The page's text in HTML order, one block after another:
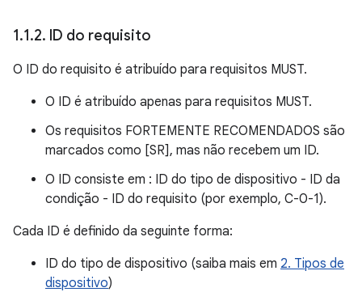
1.1.2. ID do requisito
O ID do requisito é atribuído para requisitos MUST.
O ID é atribuído apenas para requisitos MUST.
Os requisitos FORTEMENTE RECOMENDADOS são
marcados como [SR], mas não recebem um ID.
O ID consiste em : ID do tipo de dispositivo - ID da
condição - ID do requisito (por exemplo, C-0-1).
Cada ID é definido da seguinte forma:
ID do tipo de dispositivo (saiba mais em 2. Tipos de
dispositivo)